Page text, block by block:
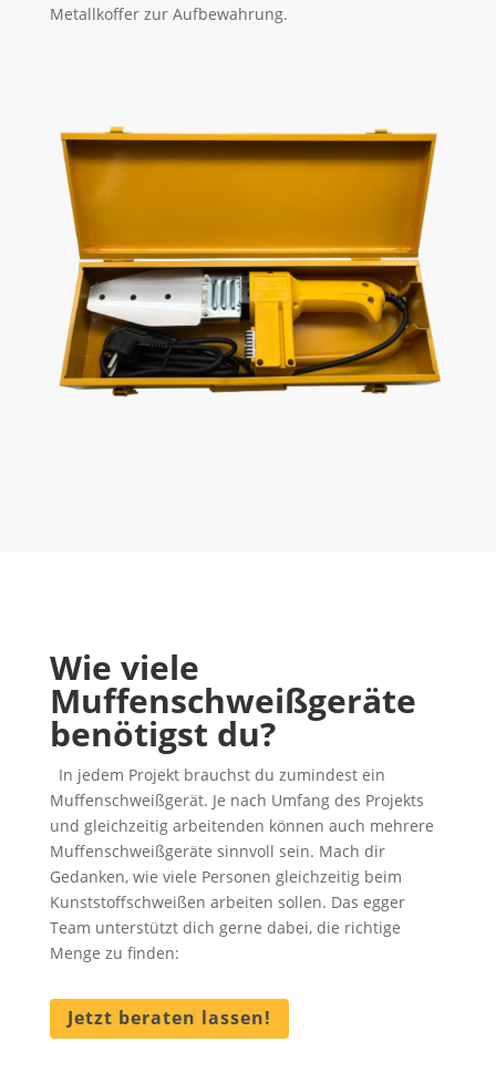
Metallkoffer zur Aufbewahrung.
Wie viele
Muffenschweißgeräte
benötigst du?
In jedem Projekt brauchst du zumindest ein
Muffenschweißgerät. Je nach Umfang des Projekts
und gleichzeitig arbeitenden können auch mehrere
Muffenschweißgeräte sinnvoll sein. Mach dir
Gedanken, wie viele Personen gleichzeitig beim
Kunststoffschweißen arbeiten sollen. Das egger
Team unterstützt dich gerne dabei, die richtige
Menge zu finden:
Jetzt beraten lassen!